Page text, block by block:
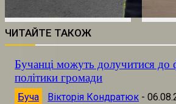
ЧИТАЙТЕ ТАКОЖ
Бучанці можуть долучитися до
політики громади
Буча Вікторія Кондратюк -